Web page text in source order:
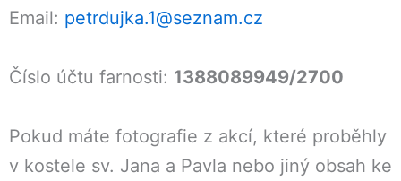
Email: petrdujka.1@seznam.cz
Číslo účtu farnosti: 1388089949/2700
Pokud máte fotografie z akcí, které proběhly
v kostele sv. Jana a Pavla nebo jiný obsah ke